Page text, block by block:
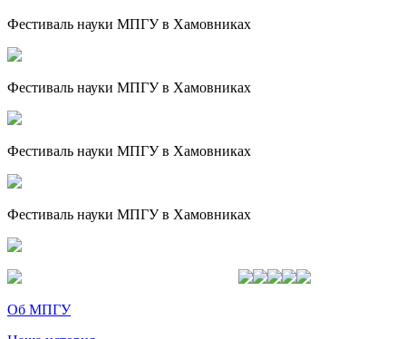
Фестиваль науки МПГУ в Хамовниках
Фестиваль науки МПГУ в Хамовниках
Фестиваль науки МПГУ в Хамовниках
Фестиваль науки МПГУ в Хамовниках
Об МПГУ